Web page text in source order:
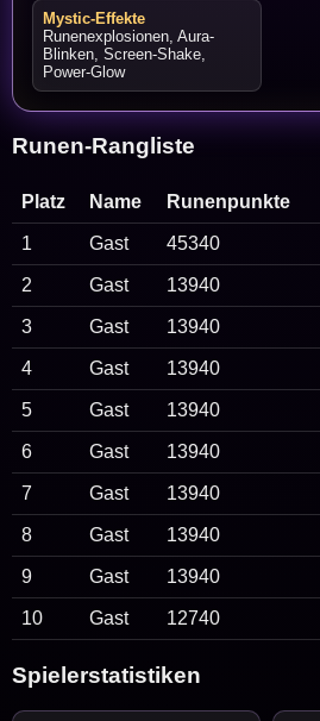
Mystic-Effekte
Runenexplosionen, Aura-
Blinken, Screen-Shake,
Power-Glow
Runen-Rangliste
Platz Name Runenpunkte
1 Gast 45340
2 Gast 13940
3 Gast 13940
4 Gast 13940
5 Gast 13940
6 Gast 13940
7 Gast 13940
8 Gast 13940
9 Gast 13940
10 Gast 12740
Spielerstatistiken